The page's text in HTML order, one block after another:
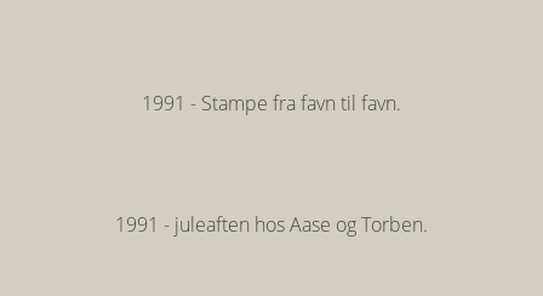
1991 - Stampe fra favn til favn.
1991 - juleaften hos Aase og Torben.